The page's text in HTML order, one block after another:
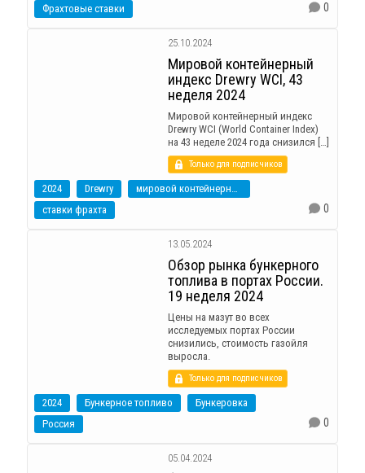
Фрахтовые ставки
0
25.10.2024
Мировой контейнерный
индекс Drewry WCI, 43
неделя 2024
Мировой контейнерный индекс
Drewry WCI (World Container Index)
на 43 неделе 2024 года снизился […]
Только для подписчиков
2024 Drewry
мировой контейнерный индекс
ставки фрахта
0
13.05.2024
Обзор рынка бункерного
топлива в портах России.
19 неделя 2024
Цены на мазут во всех
исследуемых портах России
снизились, стоимость газойля
выросла.
Только для подписчиков
2024 Бункерное топливо
Бункеровка
Россия
0
05.04.2024